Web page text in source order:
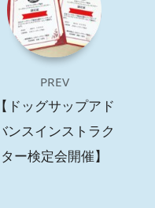
PREV
【ドッグサップアド
ンスインストラク
ター検定会開催】